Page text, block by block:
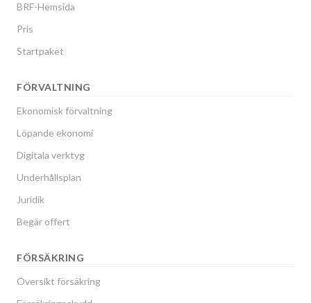
BRF-Hemsida
Pris
Startpaket
FÖRVALTNING
Ekonomisk förvaltning
Löpande ekonomi
Digitala verktyg
Underhållsplan
Juridik
Begär offert
FÖRSÄKRING
Översikt försäkring